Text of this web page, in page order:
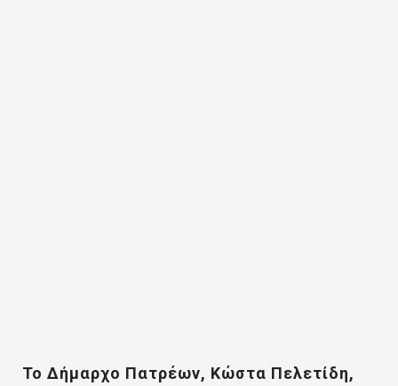
Το Δήμαρχο Πατρέων, Κώστα Πελετίδη,